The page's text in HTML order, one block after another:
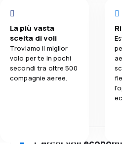
La più vasta
scelta di voli
Troviamo il miglior
volo per te in pochi
secondi tra oltre 500
compagnie aeree.